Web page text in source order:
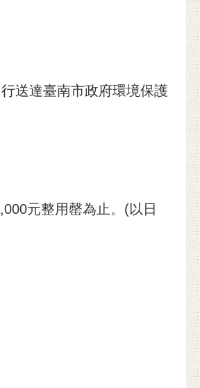
送達臺南市政府環境保護
元整用罄為止。(以日